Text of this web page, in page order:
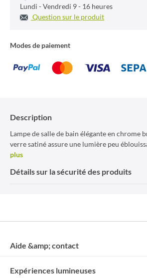
Lundi - Vendredi 9 - 16 heures
Question sur le produit
Modes de paiement
Description
Lampe de salle de bain élégante en chrome
verre satiné assure une lumière peu
plus
Détails sur la sécurité des produits
Aide &amp; contact
Expériences lumineuses